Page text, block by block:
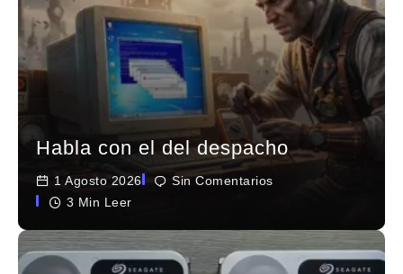
Habla con el del despacho
1 Agosto 2026
Sin Comentarios
3 Min Leer